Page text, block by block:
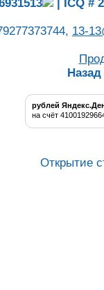
| ICQ #
13-
Назад
рублей
на счёт
Открытие